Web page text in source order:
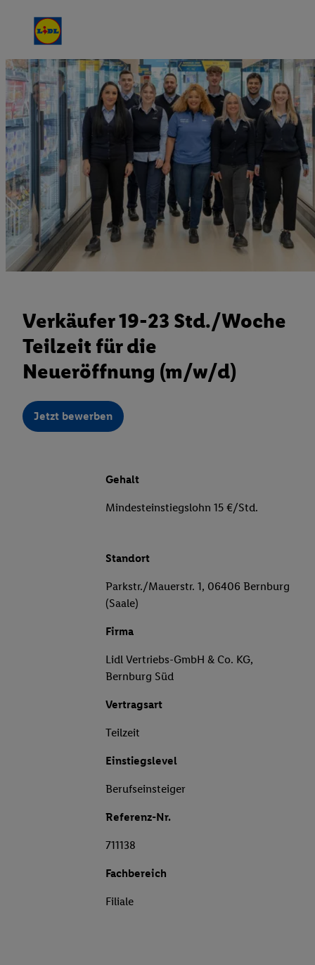
Verkäufer 19-23 Std./Woche
Teilzeit für die
Neueröffnung (m/w/d)
Jetzt bewerben
Gehalt
Mindesteinstiegslohn 15 €/Std.
Standort
Parkstr./Mauerstr. 1, 06406 Bernburg
(Saale)
Firma
Lidl Vertriebs-GmbH & Co. KG,
Bernburg Süd
Vertragsart
Teilzeit
Einstiegslevel
Berufseinsteiger
Referenz-Nr.
711138
Fachbereich
Filiale